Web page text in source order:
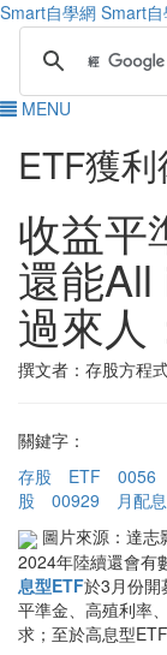
Smart自學網 Smart
MENU
ETF獲
收益平
還能All
過來人
撰文者：存股方程
關鍵字：
存股
ETF 0056
股
00929
月配
圖片來源：達志
2024年陸續還會有
息型ETF於3月份開
平準金、高殖利率
求；至於高息型